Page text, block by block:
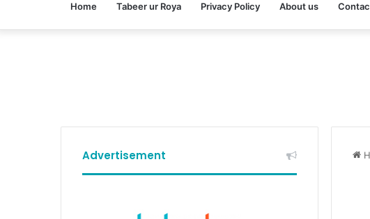
Home Tabeer ur Roya Privacy Policy About us
Advertisement